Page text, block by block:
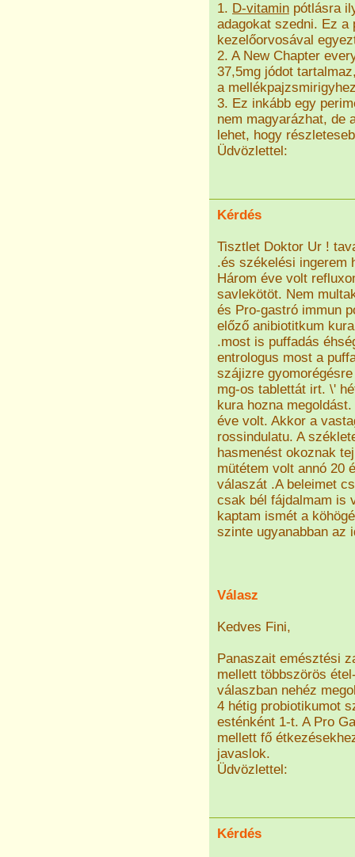
1. D-vitamin pótlásra
adagokat szedni. Ez
kezelőorvosával
2. A New Chapter
37,5mg jódot
a
3. Ez inkább egy
nem magyarázhat, de
lehet, hogy
Üdvözlettel:
Kérdés
Tisztlet Doktor Ur !
.és székelési ingerem
Három éve volt
savlekötöt. Nem
és Pro-gastró immun
előző anibiotitkum
.most is puffadás
entrologus most a
szájizre
mg-os tablettát irt. \'
kura hozna
éve volt. Akkor a
rossindulatu. A
hasmenést okoznak
mütétem volt annó 20
válaszát .A beleimet
csak bél fájdalmam is
kaptam ismét a
szinte ugyanabban az
Válasz
Kedves Fini,
Panaszait emésztési
mellett többszörös
válaszban nehéz
4 hétig probiotikumot
esténként 1-t. A Pro
mellett fő
javaslok.
Üdvözlettel:
Kérdés